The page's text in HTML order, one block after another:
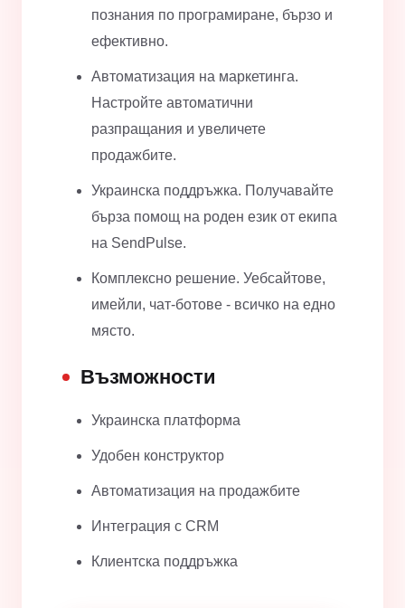
познания по програмиране, бързо и
ефективно.
Автоматизация на маркетинга.
Настройте автоматични
разпращания и увеличете
продажбите.
Украинска поддръжка. Получавайте
бърза помощ на роден език от екипа
на SendPulse.
Комплексно решение. Уебсайтове,
имейли, чат-ботове - всичко на едно
място.
Възможности
Украинска платформа
Удобен конструктор
Автоматизация на продажбите
Интеграция с CRM
Клиентска поддръжка